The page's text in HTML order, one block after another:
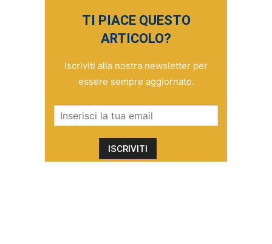
TI PIACE QUESTO
ARTICOLO?
Iscriviti alla nostra newsletter per
essere sempre aggiornato.